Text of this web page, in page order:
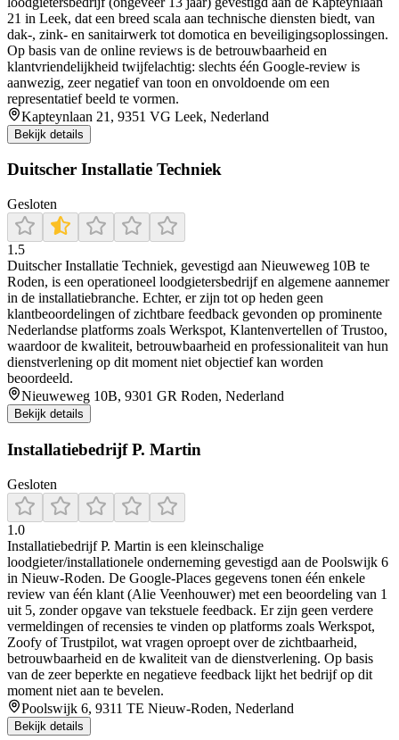
21 in Leek, dat een breed scala aan technische diensten biedt, van
dak‑, zink‑ en sanitairwerk tot domotica en beveiligingsoplossingen.
Op basis van de online reviews is de betrouwbaarheid en
klantvriendelijkheid twijfelachtig: slechts één Google‑review is
aanwezig, zeer negatief van toon en onvoldoende om een
representatief beeld te vormen.
Kapteynlaan 21, 9351 VG Leek, Nederland
Bekijk details
Duitscher Installatie Techniek
Gesloten
1.5
Duitscher Installatie Techniek, gevestigd aan Nieuweweg 10B te
Roden, is een operationeel loodgietersbedrijf en algemene aannemer
in de installatiebranche. Echter, er zijn tot op heden geen
klantbeoordelingen of zichtbare feedback gevonden op prominente
Nederlandse platforms zoals Werkspot, Klantenvertellen of Trustoo,
waardoor de kwaliteit, betrouwbaarheid en professionaliteit van hun
dienstverlening op dit moment niet objectief kan worden
beoordeeld.
Nieuweweg 10B, 9301 GR Roden, Nederland
Bekijk details
Installatiebedrijf P. Martin
Gesloten
1.0
Installatiebedrijf P. Martin is een kleinschalige
loodgieter/installationele onderneming gevestigd aan de Poolswijk 6
in Nieuw‑Roden. De Google‑Places gegevens tonen één enkele
review van één klant (Alie Veenhouwer) met een beoordeling van 1
uit 5, zonder opgave van tekstuele feedback. Er zijn geen verdere
vermeldingen of recensies te vinden op platforms zoals Werkspot,
Zoofy of Trustpilot, wat vragen oproept over de zichtbaarheid,
betrouwbaarheid en de kwaliteit van de dienstverlening. Op basis
van de zeer beperkte en negatieve feedback lijkt het bedrijf op dit
moment niet aan te bevelen.
Poolswijk 6, 9311 TE Nieuw-Roden, Nederland
Bekijk details